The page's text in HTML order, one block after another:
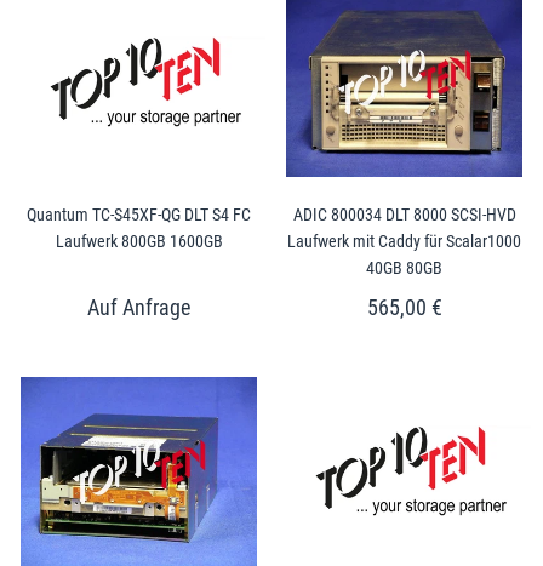
Quantum TC-S45XF-QG DLT S4 FC
Laufwerk 800GB 1600GB
ADIC 800034 DLT 8000 SCSI-HVD
Laufwerk mit Caddy für Scalar1000
40GB 80GB
565,00 €